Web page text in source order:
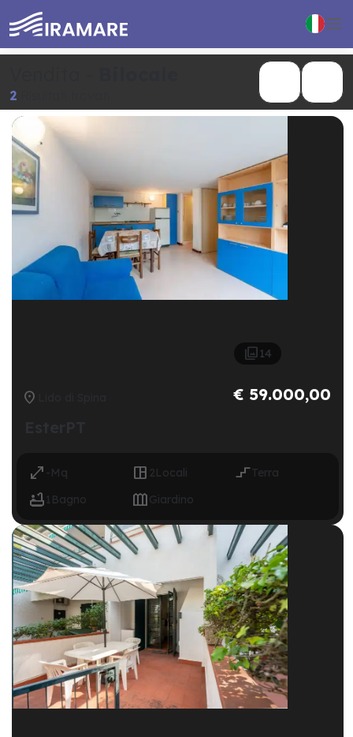

2
 14

€ 59.000,00
 -Mq  2Locali Terra
 1 Bagno Giardino